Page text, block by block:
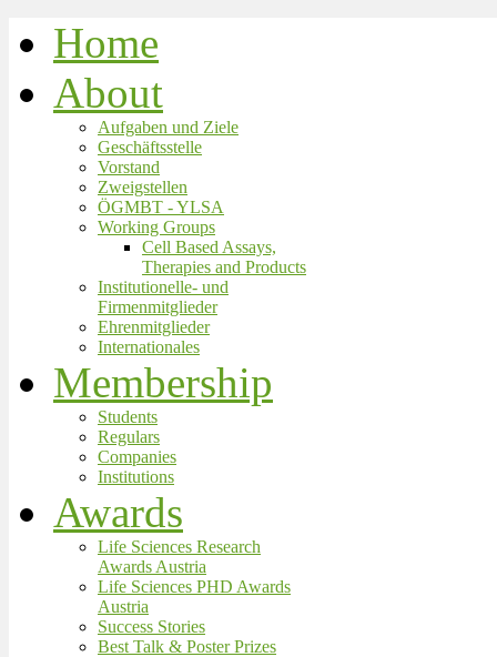
Home
About
Aufgaben und Ziele
Geschäftsstelle
Vorstand
Zweigstellen
ÖGMBT - YLSA
Working Groups
Cell Based Assays,
Therapies and Products
Institutionelle- und
Firmenmitglieder
Ehrenmitglieder
Internationales
Membership
Students
Regulars
Companies
Institutions
Awards
Life Sciences Research
Awards Austria
Life Sciences PHD Awards
Austria
Success Stories
Best Talk & Poster Prizes